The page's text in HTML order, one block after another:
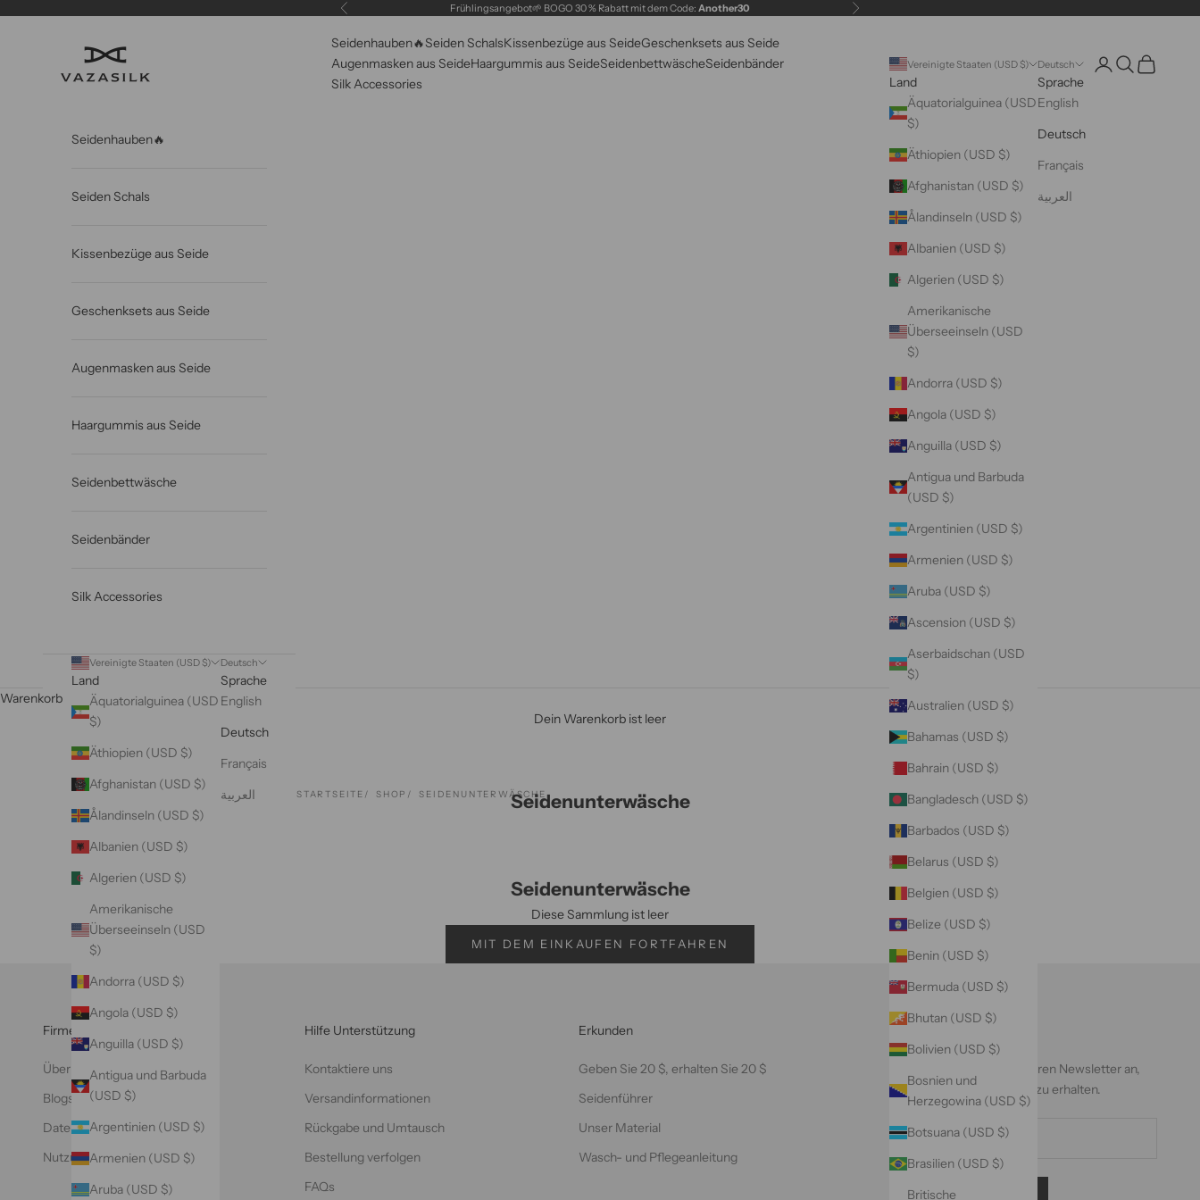
Zurück Frühlingsangebot🌱 BOGO 30 % Rabatt mit dem Code: Another30 Vor
VAZASILK
Seidenhauben🔥Seiden SchalsKissenbezüge aus SeideGeschenksets aus Seide
Augenmasken aus SeideHaargummis aus SeideSeidenbettwäscheSeidenbänder
Silk Accessories
Vereinigte Staaten (USD $)
Land
Äquatorialguinea (USD
$)
Äthiopien (USD $)
Afghanistan (USD $)
Ålandinseln (USD $)
Albanien (USD $)
Algerien (USD $)
Amerikanische
Überseeinseln (USD
$)
Andorra (USD $)
Angola (USD $)
Anguilla (USD $)
Antigua und Barbuda
(USD $)
Argentinien (USD $)
Armenien (USD $)
Aruba (USD $)
Ascension (USD $)
Aserbaidschan (USD
$)
Australien (USD $)
Bahamas (USD $)
Bahrain (USD $)
Bangladesch (USD $)
Barbados (USD $)
Belarus (USD $)
Belgien (USD $)
Belize (USD $)
Benin (USD $)
Bermuda (USD $)
Bhutan (USD $)
Bolivien (USD $)
Bosnien und
Herzegowina (USD $)
Botsuana (USD $)
Brasilien (USD $)
Britische
Deutsch
Sprache
English
Deutsch
Français
العربية
Kontoseite öffnen
Suche öffnen
Seidenhauben🔥
Seiden Schals
Kissenbezüge aus Seide
Geschenksets aus Seide
Augenmasken aus Seide
Haargummis aus Seide
Seidenbettwäsche
Seidenbänder
Silk Accessories
Vereinigte Staaten (USD $)
Land
Äquatorialguinea (USD
$)
Äthiopien (USD $)
Afghanistan (USD $)
Ålandinseln (USD $)
Albanien (USD $)
Algerien (USD $)
Amerikanische
Überseeinseln (USD
$)
Andorra (USD $)
Angola (USD $)
Anguilla (USD $)
Antigua und Barbuda
(USD $)
Argentinien (USD $)
Armenien (USD $)
Aruba (USD $)
Deutsch
Sprache
English
Deutsch
Français
العربية
Warenkorb
Dein Warenkorb ist leer
STARTSEITE SHOP SEIDENUNTERWÄSCHESeidenunterwäsche
Seidenunterwäsche
Diese Sammlung ist leer
MIT DEM EINKAUFEN FORTFAHREN
Firmeninfo
Über VAZASILK
Blogs
Datenschutzrichtlinie
Nutzungsbedingungen
Hilfe Unterstützung
Kontaktiere uns
Versandinformationen
Rückgabe und Umtausch
Bestellung verfolgen
FAQs
Erkunden
Geben Sie 20 $, erhalten Sie 20 $
Seidenführer
Unser Material
Wasch- und Pflegeanleitung
Melden Sie sich für unseren Newsletter an,
um exklusive Angebote zu erhalten.
ABONNIEREN